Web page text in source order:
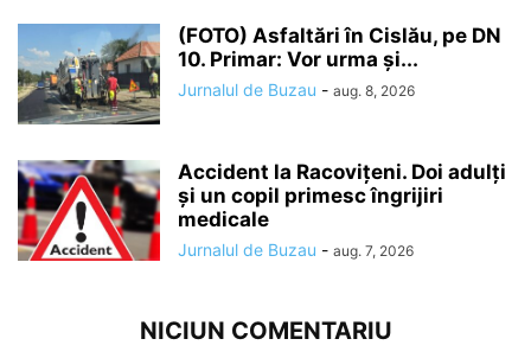
(FOTO) Asfaltări în Cislău, pe DN
10. Primar: Vor urma și...
Jurnalul de Buzau - aug. 8, 2026
Accident la Racovițeni. Doi adulți
și un copil primesc îngrijiri
medicale
Jurnalul de Buzau - aug. 7, 2026
NICIUN COMENTARIU